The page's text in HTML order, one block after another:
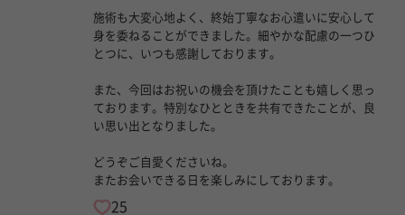
施術も大変心地よく、終始丁寧なお心遣いに安心して
身を委ねることができました。細やかな配慮の一つひ
とつに、いつも感謝しております。
また、今回はお祝いの機会を頂けたことも嬉しく思っ
ております。特別なひとときを共有できたことが、良
い思い出となりました。
どうぞご自愛くださいね。
またお会いできる日を楽しみにしております。
25